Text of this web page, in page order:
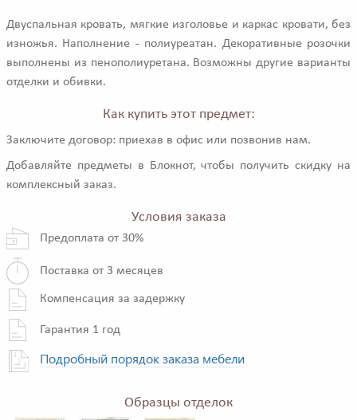
Двуспальная кровать, мягкие изголовье и каркас кровати, без
изножья. Наполнение - полиуреатан. Декоративные розочки
выполнены из пенополиуретана. Возможны другие варианты
отделки и обивки.
Как купить этот предмет:
Заключите договор: приехав в офис или позвонив нам.
Добавляйте предметы в Блокнот, чтобы получить скидку на
комплексный заказ.
Условия заказа
Предоплата от 30%
Поставка от 3 месяцев
Компенсация за задержку
Гарантия 1 год
Подробный порядок заказа мебели
Образцы отделок